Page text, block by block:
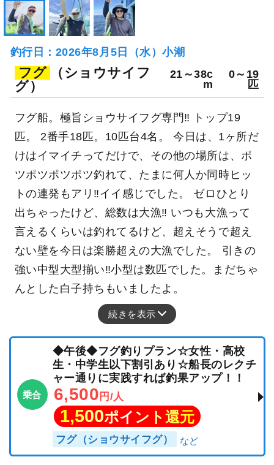
釣行日：2026年8月5日（水）小潮
フグ
（ショウサイフ
グ）
21～38c
m
0～19
匹
フグ船。極旨ショウサイフグ専門‼ トップ19
匹。 2番手18匹。10匹台4名。 今日は、1ヶ所だ
けはイマイチってだけで、その他の場所は、ポ
ツポツポツポツ釣れて、たまに何人か同時ヒッ
トの連発もアリ‼イイ感じでした。 ゼロひとり
出ちゃったけど、総数は大漁‼ いつも大漁って
言えるくらいは釣れてるけど、超えそうで超え
ない壁を今日は楽勝超えの大漁でした。 引きの
強い中型大型揃い‼小型は数匹でした。まだちゃ
んとした白子持ちもいましたよ。
続きを表示
乗合
◆午後◆フグ釣りプラン☆女性・高校
生・中学生以下割引あり☆船長のレクチ
ャー通りに実践すれば釣果アップ！！
6,500 円/人
1,500ポイント還元
フグ（ショウサイフグ）